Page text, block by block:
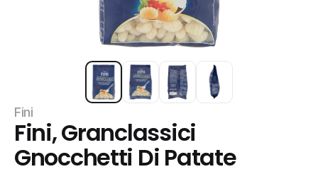
Fini
Fini, Granclassici
Gnocchetti Di Patate